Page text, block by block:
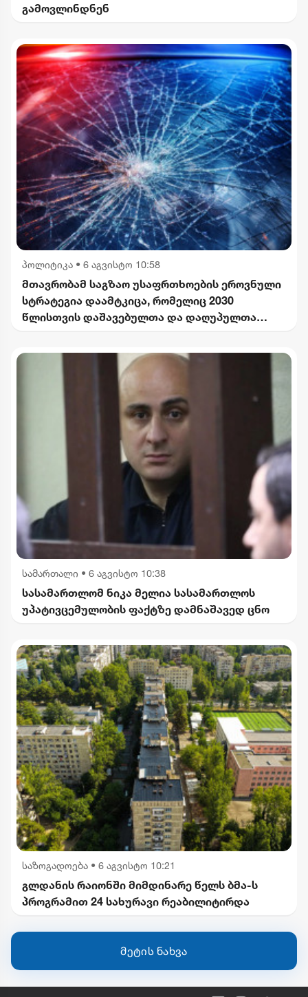
გამოვლინდნენ
პოლიტიკა • 6 აგვისტო 10:58
მთავრობამ საგზაო უსაფრთხოების ეროვნული
სტრატეგია დაამტკიცა, რომელიც 2030
წლისთვის დაშავებულთა და დაღუპულთა
ითვალისწინებს
სამართალი • 6 აგვისტო 10:38
სასამართლომ ნიკა მელია სასამართლოს
უპატივცემულობის ფაქტზე დამნაშავედ ცნო
საზოგადოება • 6 აგვისტო 10:21
გლდანის რაიონში მიმდინარე წელს ბმა-ს
პროგრამით 24 სახურავი რეაბილიტირდა
მეტის ნახვა